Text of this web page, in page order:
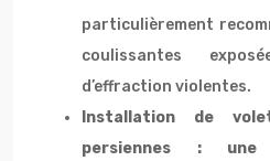
particulièrement
coulissantes
d’effraction violentes.
Installation de
persiennes : une